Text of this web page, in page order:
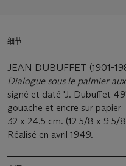
细节
JEAN DUBUFFET (1901-
Dialogue sous le palmier
signé et daté 'J. Dubuffet
gouache et encre sur papier
32 x 24.5 cm. (12 5/8 x 9 5/
Réalisé en avril 1949.